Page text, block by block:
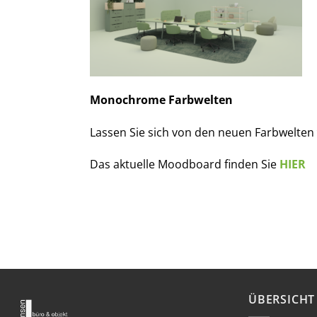
Monochrome Farbwelten
Lassen Sie sich von den neuen
Das aktuelle Moodboard finden Sie HIER
ÜBERSICHT